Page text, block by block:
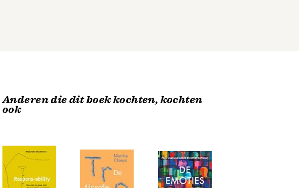
Anderen die dit boek kochten, kochten
ook